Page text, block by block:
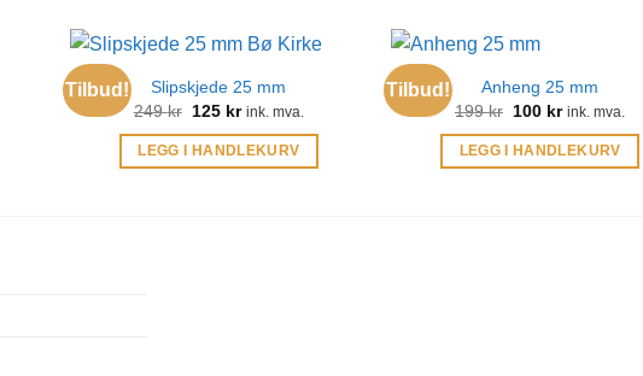
Tilbud!
Slipskjede 25 mm
249kr Opprinnelig
var:
249 kr.
125 krNåværende
er:
125 kr.
ink. mva.
LEGG I HANDLEKURV
Tilbud!
Anheng 25 mm
199kr Opprinnelig
var:
199 kr.
100 krNåværende
er:
100 kr.
ink. mva.
LEGG I HANDLEKURV